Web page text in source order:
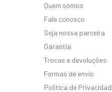
Quem somos
Fale conosco
Seja nossa parceira
Garantia
Trocas e devoluções
Formas de envio
Politica de